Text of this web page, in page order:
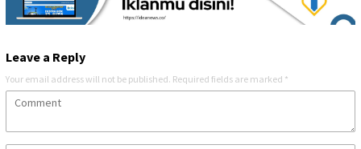
Leave a Reply
Your email address will not be published. Required fields are marked *